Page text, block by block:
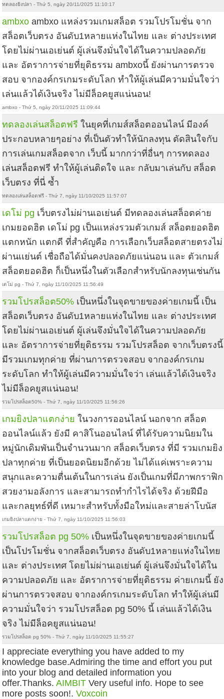
ทดลองยิงปลา - Thứ 5, ngày 20/11/2025 11:10:17
ambxo ambxo แหล่งรวมเกมสล็อต รวมโปรโมชั่น จาก
สล็อตเว็บตรง อันดับ1หลายแห่งในไทย และ ต่างประเทศ
โดยไม่ผ่านเอเย่นต์ ผู้เล่นจึงมั่นใจได้ในความปลอดภัย
และ อัตราการจ่ายที่ยุติธรรม ambxoนี้ ยังผ่านการตรวจ
สอบ จากองค์กรเกมระดับโลก ทำให้ผู้เล่นมีความมั่นใจว่า
เล่นแล้วได้เงินจริง ไม่มีล็อคยูสแน่นอน!
ambxo - Thứ 5, ngày 20/11/2025 11:09:44
ทดลองเล่นสล็อตฟรี ในยุคที่เกมส์สล็อตออนไลน์ มีองค์
ประกอบหลายๆอย่าง ที่เป็นตัวทำให้นักลงทุน ตัดสินใจกับ
การเล่นเกมสล็อตจาก เว็บนี้ มากกว่าที่อื่นๆ การทดลอง
เล่นสล็อตฟรี ทำให้ผู้เล่นติดใจ และ กลับมาเล่นกับ สล็อต
เว็บตรง ที่นี่ ซ้ำ
ทดลองเล่นสล็อตฟรี - Thứ 7, ngày 11/10/2025 11:57:07
เดโม่ pg เว็บตรงไม่ผ่านเอเย่นต์ มีทดลองเล่นสล็อตค่าย
เกมยอดฮิต เดโม่ pg เป็นแหล่งรวมตัวเกมส์ สล็อตยอดฮิต
แตกหนัก แตกดี ที่สำคัญคือ การเลือกเว็บสล็อตสายตรงไม่
ผ่านเเย่นต์ เชื่อถือได้มั่นคงปลอดภัยแน่นอน และ ตัวเกมส์
สล็อตยอดฮิต ก็เป็นหนึ่งในตัวเลือกสำหรับนักลงทุนเช่นกัน
เดโม่ pg - Thứ 7, ngày 11/10/2025 11:56:49
รวมโปรสล็อต50% เป็นหนึ่งในจุดขายของค่ายเกมนี้ เป็น
สล็อตเว็บตรง อันดับ1หลายแห่งในไทย และ ต่างประเทศ
โดยไม่ผ่านเอเย่นต์ ผู้เล่นจึงมั่นใจได้ในความปลอดภัย
และ อัตราการจ่ายที่ยุติธรรม รวมโปรสล็อต จากเว็บตรงนี้
มีรวมเกมทุกค่าย ที่ผ่านการตรวจสอบ จากองค์กรเกม
ระดับโลก ทำให้ผู้เล่นมีความมั่นใจว่า เล่นแล้วได้เงินจริง
ไม่มีล็อคยูสแน่นอน!
รวมโปรสล็อต50% - Thứ 7, ngày 11/10/2025 11:56:26
เกมยิงปลาแตกง่าย ในวงการออนไลน์ นอกจาก สล็อต
ออนไลน์แล้ว ยังมี คาสิโนออนไลน์ ที่ได้รับความนิยมใน
หมู่นักเดิมพันเป็นจำนวนมาก สล็อตเว็บตรง ที่มี รวมเกมยิง
ปลาทุกค่าย ที่เป็นยอดนิยมอีกด้วย ไม่ได้แค่เพราะความ
สนุกและความตื่นเต้นในการเล่น ยังเป็นเกมที่มีภาพกราฟิก
สวยงามอลังการ และสามารถทำกำไรได้จริง ด้วยฝีมือ
และกลยุทธ์ที่ดี เหมาะสำหรับทั้งมือใหม่และสายล่าโบนัส
เกมยิงปลาแตกง่าย - Thứ 7, ngày 11/10/2025 11:56:03
รวมโปรสล็อต pg 50% เป็นหนึ่งในจุดขายของค่ายเกมนี้
เป็นโปรโมชั่น จากสล็อตเว็บตรง อันดับ1หลายแห่งในไทย
และ ต่างประเทศ โดยไม่ผ่านเอเย่นต์ ผู้เล่นจึงมั่นใจได้ใน
ความปลอดภัย และ อัตราการจ่ายที่ยุติธรรม ค่ายเกมนี้ ยัง
ผ่านการตรวจสอบ จากองค์กรเกมระดับโลก ทำให้ผู้เล่นมี
ความมั่นใจว่า รวมโปรสล็อต pg 50% นี้ เล่นแล้วได้เงิน
จริง ไม่มีล็อคยูสแน่นอน!
รวมโปรสล็อต pg 50% - Thứ 7, ngày 11/10/2025 11:55:27
I appreciate everything you have added to my
knowledge base.Admiring the time and effort you put
into your blog and detailed information you
offer.Thanks.AIMBIT Very useful info. Hope to see
more posts soon!.Voxcoin